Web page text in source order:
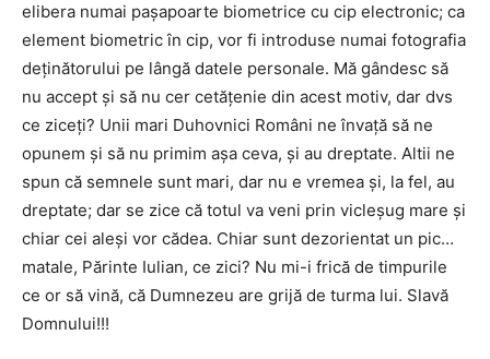
elibera numai paşapoarte biometrice cu cip electronic; ca
element biometric în cip, vor fi introduse numai fotografia
deţinătorului pe lângă datele personale. Mă gândesc să
nu accept şi să nu cer cetăţenie din acest motiv, dar dvs
ce ziceţi? Unii mari Duhovnici Români ne învaţă să ne
opunem şi să nu primim aşa ceva, şi au dreptate. Altii ne
spun că semnele sunt mari, dar nu e vremea şi, la fel, au
dreptate; dar se zice că totul va veni prin vicleşug mare şi
chiar cei aleşi vor cădea. Chiar sunt dezorientat un pic…
matale, Părinte Iulian, ce zici? Nu mi-i frică de timpurile
ce or să vină, că Dumnezeu are grijă de turma lui. Slavă
Domnului!!!